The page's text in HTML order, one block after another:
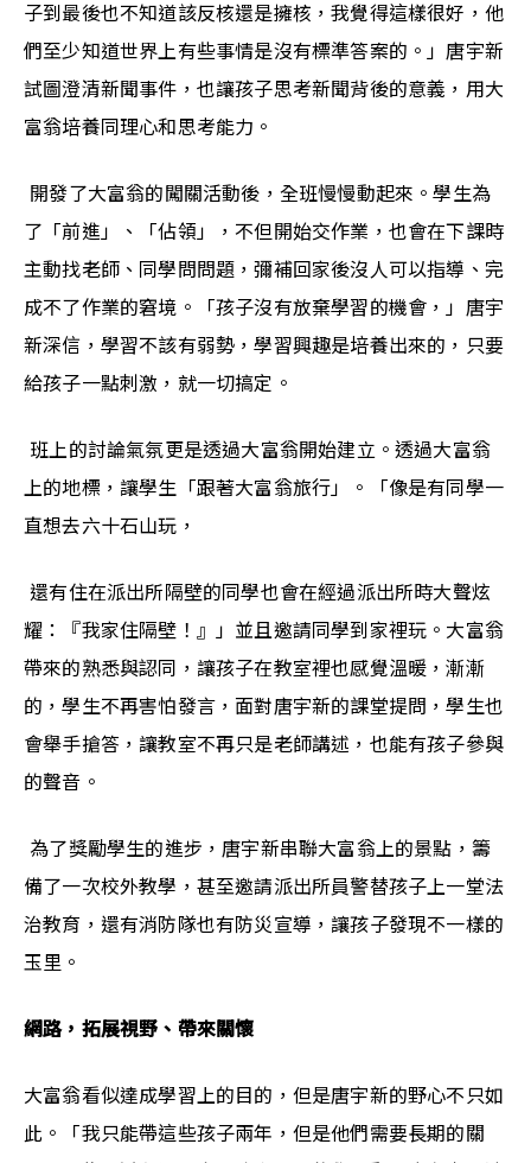
子到最後也不知道該反核還是擁核，我覺得這樣很好，他
們至少知道世界上有些事情是沒有標準答案的。」唐宇新
試圖澄清新聞事件，也讓孩子思考新聞背後的意義，用大
富翁培養同理心和思考能力。
開發了大富翁的闖關活動後，全班慢慢動起來。學生為
了「前進」、「佔領」，不但開始交作業，也會在下課時
主動找老師、同學問問題，彌補回家後沒人可以指導、完
成不了作業的窘境。「孩子沒有放棄學習的機會，」唐宇
新深信，學習不該有弱勢，學習興趣是培養出來的，只要
給孩子一點刺激，就一切搞定。
班上的討論氣氛更是透過大富翁開始建立。透過大富翁
上的地標，讓學生「跟著大富翁旅行」。「像是有同學一
直想去六十石山玩，
還有住在派出所隔壁的同學也會在經過派出所時大聲炫
耀：『我家住隔壁！』」並且邀請同學到家裡玩。大富翁
帶來的熟悉與認同，讓孩子在教室裡也感覺溫暖，漸漸
的，學生不再害怕發言，面對唐宇新的課堂提問，學生也
會舉手搶答，讓教室不再只是老師講述，也能有孩子參與
的聲音。
為了獎勵學生的進步，唐宇新串聯大富翁上的景點，籌
備了一次校外教學，甚至邀請派出所員警替孩子上一堂法
治教育，還有消防隊也有防災宣導，讓孩子發現不一樣的
玉里。
網路，拓展視野、帶來關懷
大富翁看似達成學習上的目的，但是唐宇新的野心不只如
此。「我只能帶這些孩子兩年，但是他們需要長期的關